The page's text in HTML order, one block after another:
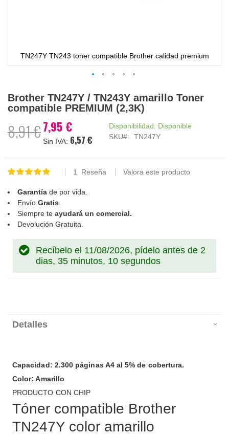
TN247Y TN243 toner compatible Brother calidad premium
al
comienzo
la
galería
Brother TN247Y / TN243Y amarillo Toner
compatible PREMIUM (2,3K)
8,91 € Precio
especial
7,95 €
6,57 €
Disponibilidad: Disponible
SKU
TN247Y
Valoración:
1 Reseña Valora este producto
Garantía de por vida.
Envío Gratis
Siempre te ayudará un comercial.
Devolución Gratuita.
Recíbelo el 11/08/2026, pídelo antes de 2
dias, 35 minutos, 9 segundos
Detalles
Capacidad: 2.300 páginas A4 al 5% de cobertura.
Color: Amarillo
PRODUCTO CON CHIP
Tóner compatible Brother
TN247Y color amarillo